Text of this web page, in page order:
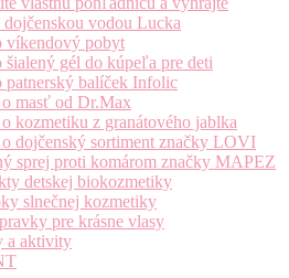
vodou Lucka
víkendový pobyt
gél do kúpeľa pre deti
patnerský balíček Infolic
masť od Dr.Max
kozmetiku z granátového jablka
dojčenský sortiment značky LOVI
sprej proti komárom značky MAPEZ
detskej biokozmetiky
slnečnej kozmetiky
pre krásne vlasy
a aktivity